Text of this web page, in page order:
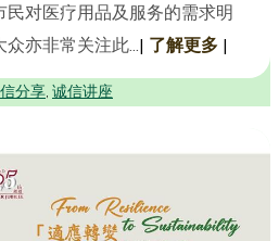
民对医疗用品及服务的需求明
亦非常关注此...| 了解更多 |
分享, 诚信讲座